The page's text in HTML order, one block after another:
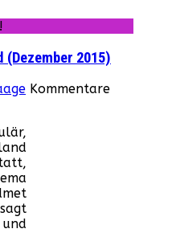
(Dezember 2015)
Kommentare